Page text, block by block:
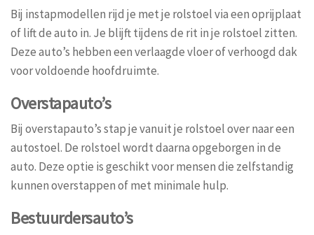
Bij instapmodellen rijd je met je rolstoel via een oprijplaat
of lift de auto in. Je blijft tijdens de rit in je rolstoel zitten.
Deze auto’s hebben een verlaagde vloer of verhoogd dak
voor voldoende hoofdruimte.
Overstapauto’s
Bij overstapauto’s stap je vanuit je rolstoel over naar een
autostoel. De rolstoel wordt daarna opgeborgen in de
auto. Deze optie is geschikt voor mensen die zelfstandig
kunnen overstappen of met minimale hulp.
Bestuurdersauto’s